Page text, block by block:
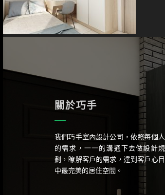
關於巧手
我們巧手室內設計公司，依照每個人
的需求，一一的溝通下去做設計規
劃，瞭解客戶的需求，達到客戶心目
中最完美的居住空間。